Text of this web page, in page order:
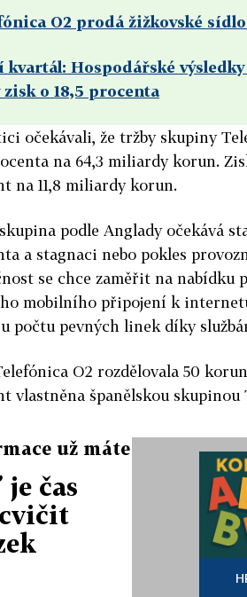
O2 prodá žižkovské
kvartál: Hospodářské
zisk o 18,5 procenta
očekávali, že tržby skupiny
na 64,3 miliardy korun.
na 11,8 miliardy korun.
podle Anglady očekává
a stagnaci nebo pokles
se chce zaměřit na
mobilního připojení k
počtu pevných linek díky
O2 rozdělovala 50
vlastněna španělskou skupinou
už máte
je čas